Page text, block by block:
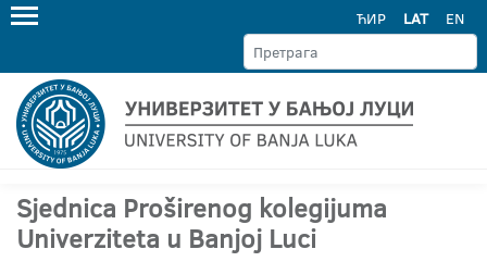
ЋИР LAT EN
Sjednica Proširenog kolegijuma
Univerziteta u Banjoj Luci